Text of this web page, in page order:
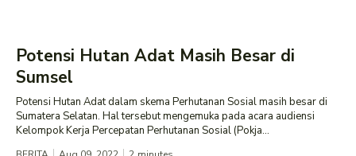
Potensi Hutan Adat Masih Besar di
Sumsel
Potensi Hutan Adat dalam skema Perhutanan Sosial masih besar di
Sumatera Selatan. Hal tersebut mengemuka pada acara audiensi
Kelompok Kerja Percepatan Perhutanan Sosial (Pokja...